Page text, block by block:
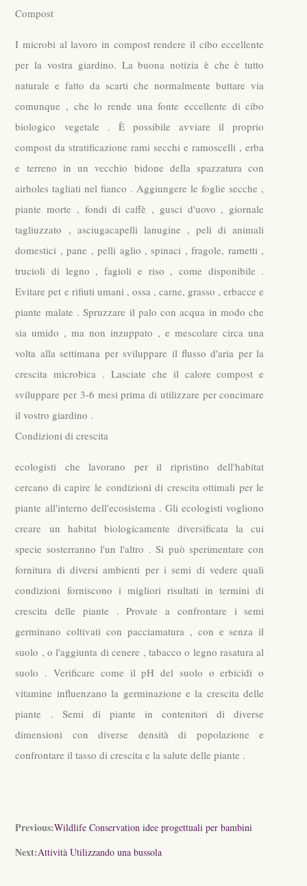
Compost
I microbi al lavoro in compost rendere il cibo eccellente
per la vostra giardino. La buona notizia è che è tutto
naturale e fatto da scarti che normalmente buttare via
comunque , che lo rende una fonte eccellente di cibo
biologico vegetale . È possibile avviare il proprio
compost da stratificazione rami secchi e ramoscelli , erba
e terreno in un vecchio bidone della spazzatura con
airholes tagliati nel fianco . Aggiungere le foglie secche ,
piante morte , fondi di caffè , gusci d'uovo , giornale
tagliuzzato , asciugacapelli lanugine , peli di animali
domestici , pane , pelli aglio , spinaci , fragole, rametti ,
trucioli di legno , fagioli e riso , come disponibile .
Evitare pet e rifiuti umani , ossa , carne, grasso , erbacce e
piante malate . Spruzzare il palo con acqua in modo che
sia umido , ma non inzuppato , e mescolare circa una
volta alla settimana per sviluppare il flusso d'aria per la
crescita microbica . Lasciate che il calore compost e
sviluppare per 3-6 mesi prima di utilizzare per concimare
il vostro giardino .
Condizioni di crescita
ecologisti che lavorano per il ripristino dell'habitat
cercano di capire le condizioni di crescita ottimali per le
piante all'interno dell'ecosistema . Gli ecologisti vogliono
creare un habitat biologicamente diversificata la cui
specie sosterranno l'un l'altro . Si può sperimentare con
fornitura di diversi ambienti per i semi di vedere quali
condizioni forniscono i migliori risultati in termini di
crescita delle piante . Provate a confrontare i semi
germinano coltivati ​​con pacciamatura , con e senza il
suolo , o l'aggiunta di cenere , tabacco o legno rasatura al
suolo . Verificare come il pH del suolo o erbicidi o
vitamine influenzano la germinazione e la crescita delle
piante . Semi di piante in contenitori di diverse
dimensioni con diverse densità di popolazione e
confrontare il tasso di crescita e la salute delle piante .
Previous:Wildlife Conservation idee progettuali per bambini
Next:Attività Utilizzando una bussola